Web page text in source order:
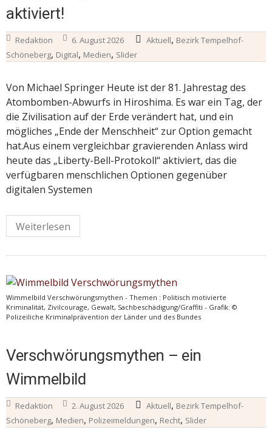
aktiviert!
Redaktion 6. August 2026 Aktuell, Bezirk Tempelhof-
Schöneberg, Digital, Medien, Slider
Von Michael Springer Heute ist der 81. Jahrestag des
Atombomben-Abwurfs in Hiroshima. Es war ein Tag, der
die Zivilisation auf der Erde verändert hat, und ein
mögliches „Ende der Menschheit“ zur Option gemacht
hat.Aus einem vergleichbar gravierenden Anlass wird
heute das „Liberty-Bell-Protokoll“ aktiviert, das die
verfügbaren menschlichen Optionen gegenüber
digitalen Systemen
Weiterlesen
Wimmelbild Verschwörungsmythen - Themen : Politisch motivierte
Kriminalität, Zivilcourage, Gewalt, Sachbeschädigung/Graffiti - Grafik: ©
Polizeiliche Kriminalprävention der Länder und des Bundes
Verschwörungsmythen – ein
Wimmelbild
Redaktion 2. August 2026 Aktuell, Bezirk Tempelhof-
Schöneberg, Medien, Polizeimeldungen, Recht, Slider